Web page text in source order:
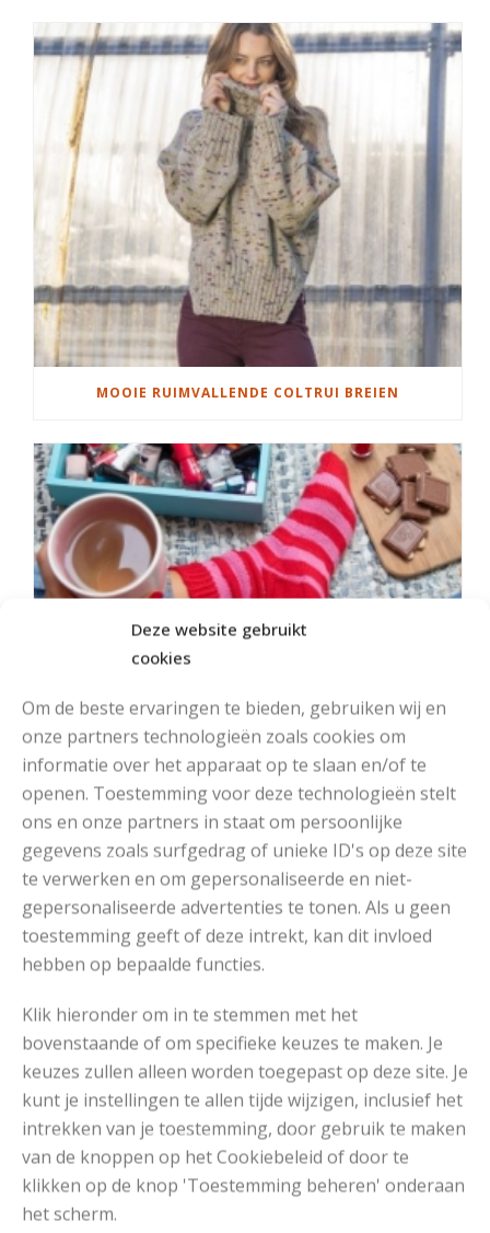
Deze website gebruikt
cookies
Om de beste ervaringen te bieden, gebruiken wij en
onze partners technologieën zoals cookies om
informatie over het apparaat op te slaan en/of te
openen. Toestemming voor deze technologieën stelt
ons en onze partners in staat om persoonlijke
gegevens zoals surfgedrag of unieke ID's op deze site
te verwerken en om gepersonaliseerde en niet-
gepersonaliseerde advertenties te tonen. Als u geen
toestemming geeft of deze intrekt, kan dit invloed
hebben op bepaalde functies.
Klik hieronder om in te stemmen met het
bovenstaande of om specifieke keuzes te maken. Je
keuzes zullen alleen worden toegepast op deze site. Je
kunt je instellingen te allen tijde wijzigen, inclusief het
intrekken van je toestemming, door gebruik te maken
van de knoppen op het Cookiebeleid of door te
klikken op de knop 'Toestemming beheren' onderaan
het scherm.
MOOIE RUIMVALLENDE COLTRUI BREIEN